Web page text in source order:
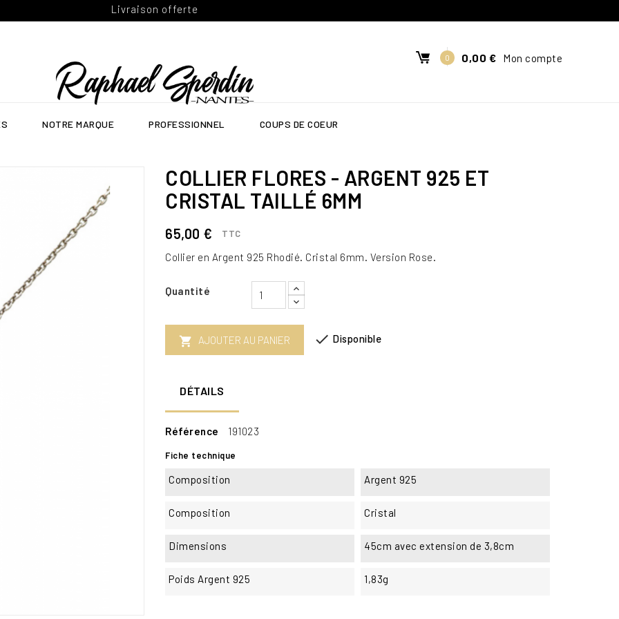
Mon compte
0 0,00 €
Livraison offerte
NOTRE MARQUE PROFESSIONNEL COUPS DE COEUR
COLLIER FLORES - ARGENT 925 ET
CRISTAL TAILLÉ 6MM
65,00 € TTC
Collier en Argent 925 Rhodié. Cristal 6mm. Version Rose.
Quantité
 AJOUTER AU PANIER  Disponible
DÉTAILS
Référence 191023
Fiche technique
Composition Argent 925
Composition Cristal
Dimensions 45cm avec extension de 3,8cm
Poids Argent 925 1,83g